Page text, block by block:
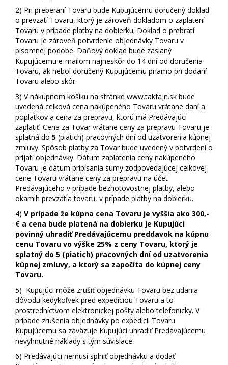
2) Pri preberaní Tovaru bude Kupujúcemu doručený doklad
o prevzatí Tovaru, ktorý je zároveň dokladom o zaplatení
Tovaru v prípade platby na dobierku. Doklad o prebratí
Tovaru je zároveň potvrdenie objednávky Tovaru v
písomnej podobe. Daňový doklad bude zaslaný
Kupujúcemu e-mailom najneskôr do 14 dní od doručenia
Tovaru, ak nebol doručený Kupujúcemu priamo pri dodaní
Tovaru alebo skôr.
3) V nákupnom košíku na stránke www.takfajn.sk bude
uvedená celková cena nakúpeného Tovaru vrátane daní a
poplatkov a cena za prepravu, ktorú má Predávajúci
zaplatiť. Cena za Tovar vrátane ceny za prepravu Tovaru je
splatná do 5 (piatich) pracovných dní od uzatvorenia kúpnej
zmluvy. Spôsob platby za Tovar bude uvedený v potvrdení o
prijatí objednávky. Dátum zaplatenia ceny nakúpeného
Tovaru je dátum pripísania sumy zodpovedajúcej celkovej
cene Tovaru vrátane ceny za prepravu na účet
Predávajúceho v prípade bezhotovostnej platby, alebo
okamih prevzatia tovaru, v prípade platby na dobierku.
4) V prípade že kúpna cena Tovaru je vyššia ako 300,-
€ a cena bude platená na dobierku je Kupujúci
povinný uhradiť Predávajúcemu preddavok na kúpnu
cenu Tovaru vo výške 25% z ceny Tovaru, ktorý je
splatný do 5 (piatich) pracovných dní od uzatvorenia
kúpnej zmluvy, a ktorý sa započíta do kúpnej ceny
Tovaru.
5) Kupujúci môže zrušiť objednávku Tovaru bez udania
dôvodu kedykoľvek pred expedíciou Tovaru a to
prostredníctvom elektronickej pošty alebo telefonicky. V
prípade zrušenia objednávky po expedícii Tovaru
Kupujúcemu sa zaväzuje Kupujúci uhradiť Predávajúcemu
nevyhnutné náklady s tým súvisiace.
6) Predávajúci nemusí splniť objednávku a dodať